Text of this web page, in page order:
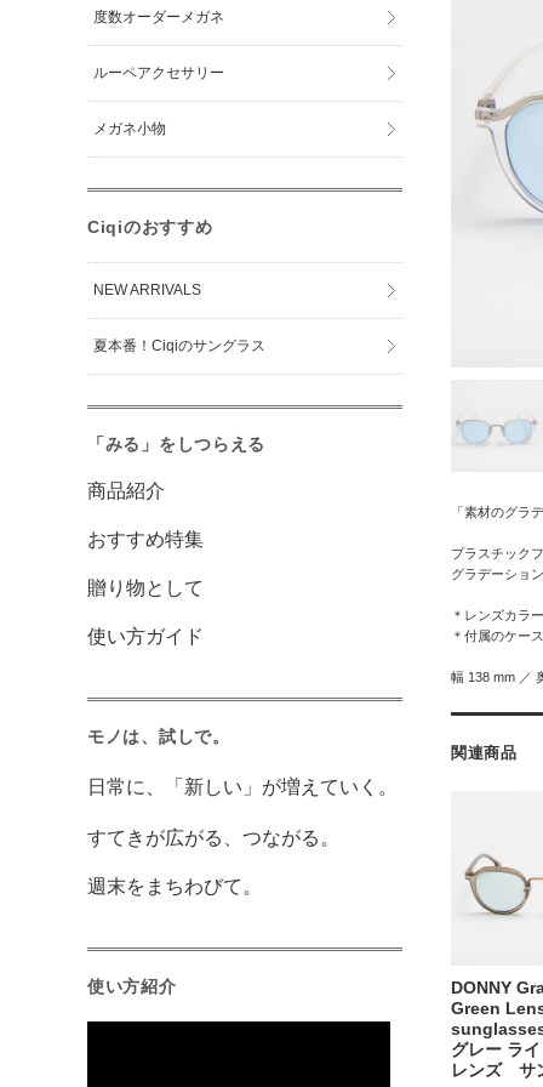
「素材のグラ
プラスチック
グラデーショ
＊レンズカラ
＊付属のケー
幅 138 mm ／
関連商品
DONNY
Green
グレー ラ
レンズ サ
度数オーダーメガネ
ルーペアクセサリー
メガネ小物
Ciqiのおすすめ
NEW ARRIVALS
夏本番！Ciqiのサングラス
「みる」をしつらえる
商品紹介
おすすめ特集
贈り物として
使い方ガイド
モノは、試しで。
日常に、「新しい」が増えていく。
すてきが広がる、つながる。
週末をまちわびて。
使い方紹介